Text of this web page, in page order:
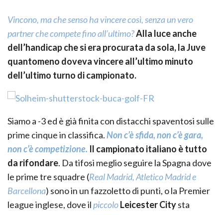
Vincono, ma che senso ha vincere così, senza un vero
partner che compete fino all’ultimo?Alla luce anche
dell’handicap che si era procurata da sola, la Juve
quantomeno doveva vincere all’ultimo minuto
dell’ultimo turno di campionato.
Siamo a -3 ed è già finita con distacchi spaventosi sulle
prime cinque in classifica.Non c’è sfida, non c’è gara,
non c’è competizione. Il campionato italiano è tutto
da rifondare. Da tifosi meglio seguire la Spagna dove
le prime tre squadre (Real Madrid, Atletico Madrid e
Barcellona) sono in un fazzoletto di punti, o la Premier
league inglese, dove ilpiccoloLeicester Citysta